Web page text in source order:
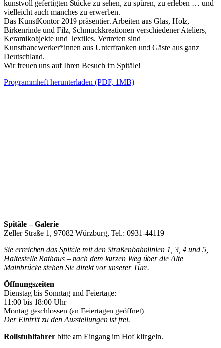
kunstvoll gefertigten Stücke zu sehen, zu spüren, zu erleben … und
vielleicht auch manches zu erwerben.
Das KunstKontor 2019 präsentiert Arbeiten aus Glas, Holz,
Birkenrinde und Filz, Schmuckkreationen verschiedener Ateliers,
Keramikobjekte und Textiles. Vertreten sind
Kunsthandwerker*innen aus Unterfranken und Gäste aus ganz
Deutschland.
Wir freuen uns auf Ihren Besuch im Spitäle!
Programmheft herunterladen (PDF, 1MB)
Spitäle – Galerie
Zeller Straße 1, 97082 Würzburg, Tel.: 0931-44119
Sie erreichen das Spitäle mit den Straßenbahnlinien 1, 3, 4 und 5,
Haltestelle Rathaus – nach dem kurzen Weg über die Alte
Mainbrücke stehen Sie direkt vor unserer Türe.
Öffnungszeiten
Dienstag bis Sonntag und Feiertage:
11:00 bis 18:00 Uhr
Montag geschlossen (an Feiertagen geöffnet).
Der Eintritt zu den Ausstellungen ist frei.
Rollstuhlfahrer bitte am Eingang im Hof klingeln.